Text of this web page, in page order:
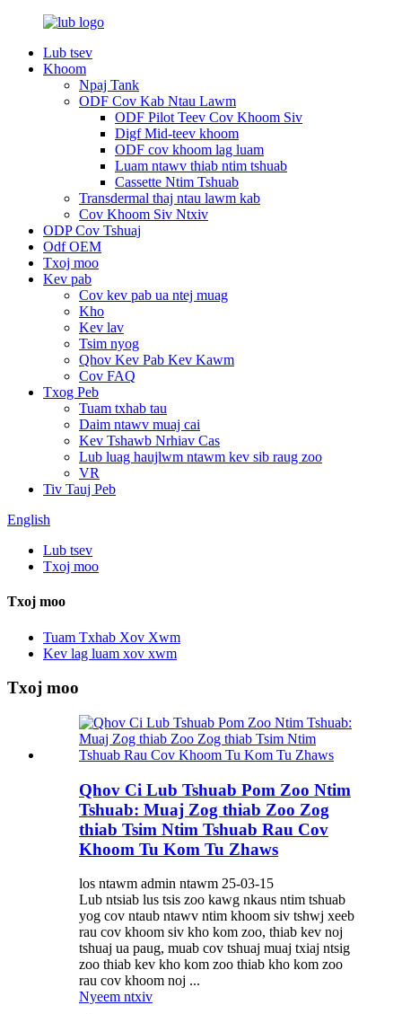
Lub tsev
Khoom
Npaj Tank
ODF Cov Kab Ntau Lawm
ODF Pilot Teev Cov Khoom Siv
Digf Mid-teev khoom
ODF cov khoom lag luam
Luam ntawv thiab ntim tshuab
Cassette Ntim Tshuab
Transdermal thaj ntau lawm kab
Cov Khoom Siv Ntxiv
ODP Cov Tshuaj
Odf OEM
Txoj moo
Kev pab
Cov kev pab ua ntej muag
Kho
Kev lav
Tsim nyog
Qhov Kev Pab Kev Kawm
Cov FAQ
Txog Peb
Tuam txhab tau
Daim ntawv muaj cai
Kev Tshawb Nrhiav Cas
Lub luag haujlwm ntawm kev sib raug zoo
VR
Tiv Tauj Peb
English
Lub tsev
Txoj moo
Txoj moo
Tuam Txhab Xov Xwm
Kev lag luam xov xwm
Txoj moo
Qhov Ci Lub Tshuab Pom Zoo Ntim
Tshuab: Muaj Zog thiab Zoo Zog
thiab Tsim Ntim Tshuab Rau Cov
Khoom Tu Kom Tu Zhaws
los ntawm admin ntawm 25-03-15
Lub ntsiab lus tsis zoo kawg nkaus ntim tshuab
yog cov ntaub ntawv ntim khoom siv tshwj xeeb
rau cov khoom siv kho kom zoo, thiab kev noj
tshuaj ua paug, muab cov tshuaj muaj txiaj ntsig
zoo thiab kev kho kom zoo thiab kho kom zoo
rau cov khoom noj ...
Nyeem ntxiv